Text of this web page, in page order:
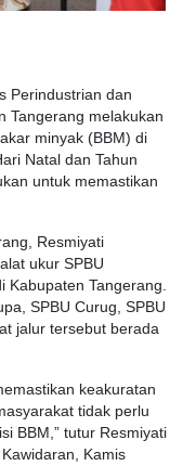
Perindustrian dan
Tangerang melakukan
minyak (BBM) di
Natal dan Tahun
untuk memastikan
Resmiyati
ukur SPBU
Kabupaten Tangerang.
SPBU Curug, SPBU
jalur tersebut berada
keakuratan
tidak perlu
BBM,” tutur Resmiyati
Kamis